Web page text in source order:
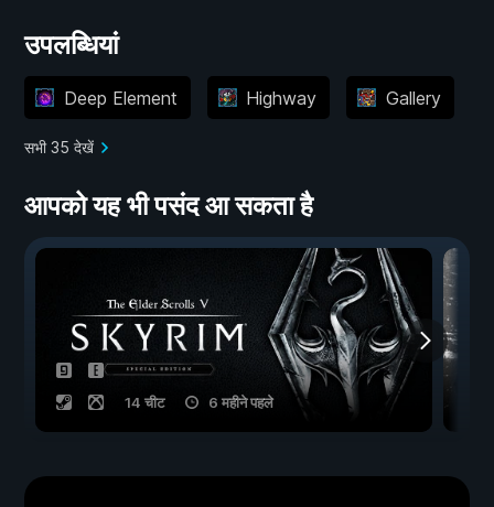
उपलब्धियां
Deep Element Highway Gallery
सभी 35 देखें
आपको यह भी पसंद आ सकता है
14 चीट 6 महीने पहले